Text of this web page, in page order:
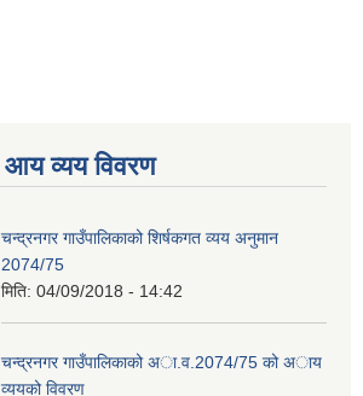
आय व्यय विवरण
चन्द्रनगर गाउँपालिकाको शिर्षकगत व्यय अनुमान
2074/75
मिति: 04/09/2018 - 14:42
चन्द्रनगर गाउँपालिकाको अा‍‍‍.व.2074/75 को अाय
व्ययको विवरण